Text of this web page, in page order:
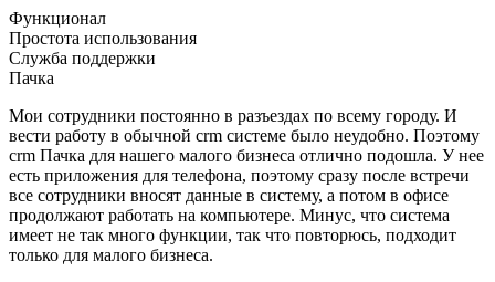
Функционал
Простота использования
Служба поддержки
Пачка
Мои сотрудники постоянно в разъездах по всему городу. И
вести работу в обычной crm системе было неудобно. Поэтому
crm Пачка для нашего малого бизнеса отлично подошла. У нее
есть приложения для телефона, поэтому сразу после встречи
все сотрудники вносят данные в систему, а потом в офисе
продолжают работать на компьютере. Минус, что система
имеет не так много функции, так что повторюсь, подходит
только для малого бизнеса.